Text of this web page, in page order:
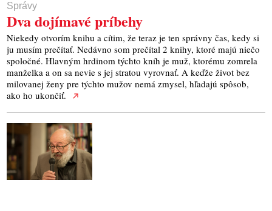
Správy
Dva dojímavé príbehy
Niekedy otvorím knihu a cítim, že teraz je ten správny čas, kedy si
ju musím prečítať. Nedávno som prečítal 2 knihy, ktoré majú niečo
spoločné. Hlavným hrdinom týchto kníh je muž, ktorému zomrela
manželka a on sa nevie s jej stratou vyrovnať. A keďže život bez
milovanej ženy pre týchto mužov nemá zmysel, hľadajú spôsob,
ako ho ukončiť.